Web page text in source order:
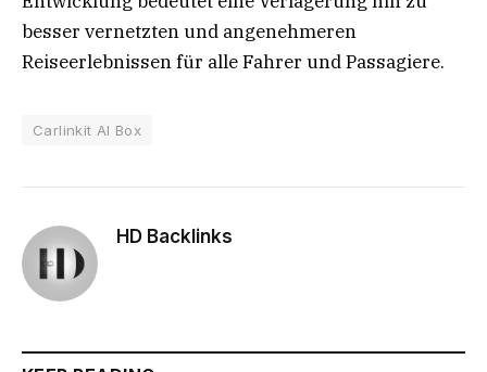
besser vernetzten und angenehmeren
Reiseerlebnissen für alle Fahrer und Passagiere.
Carlinkit AI Box
HD Backlinks